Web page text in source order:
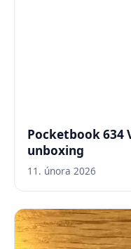
Pocketbook 634
unboxing
11. února 2026